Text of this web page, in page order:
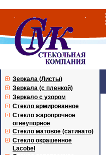
Зеркала (Листы)
Зеркала (с пленкой)
Зеркало с узором
Стекло армированное
Стекло жаропрочное
огнеупорное
Стекло матовое (сатинато)
Стекло окрашенное
Lacobel